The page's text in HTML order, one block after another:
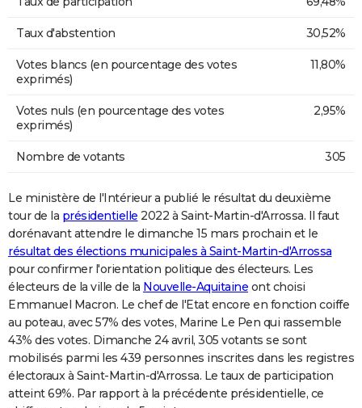
Taux d'abstention 30,52%
Votes blancs (en pourcentage des votes
exprimés)
11,80%
Votes nuls (en pourcentage des votes
exprimés)
2,95%
Nombre de votants 305
Le ministère de l'Intérieur a publié le résultat du deuxième
tour de la présidentielle 2022 à Saint-Martin-d'Arrossa. Il faut
dorénavant attendre le dimanche 15 mars prochain et le
résultat des élections municipales à Saint-Martin-d'Arrossa
pour confirmer l'orientation politique des électeurs. Les
électeurs de la ville de la Nouvelle-Aquitaine ont choisi
Emmanuel Macron. Le chef de l'Etat encore en fonction coiffe
au poteau, avec 57% des votes, Marine Le Pen qui rassemble
43% des votes. Dimanche 24 avril, 305 votants se sont
mobilisés parmi les 439 personnes inscrites dans les registres
électoraux à Saint-Martin-d'Arrossa. Le taux de participation
atteint 69%. Par rapport à la précédente présidentielle, ce